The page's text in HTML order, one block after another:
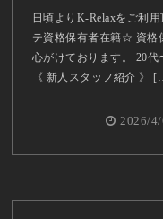
日頃よりK-Relaxをご利
テ資格保有者在籍☆ 資格
心がけております。 20代
《 新人スタッフ紹介 》
2026/